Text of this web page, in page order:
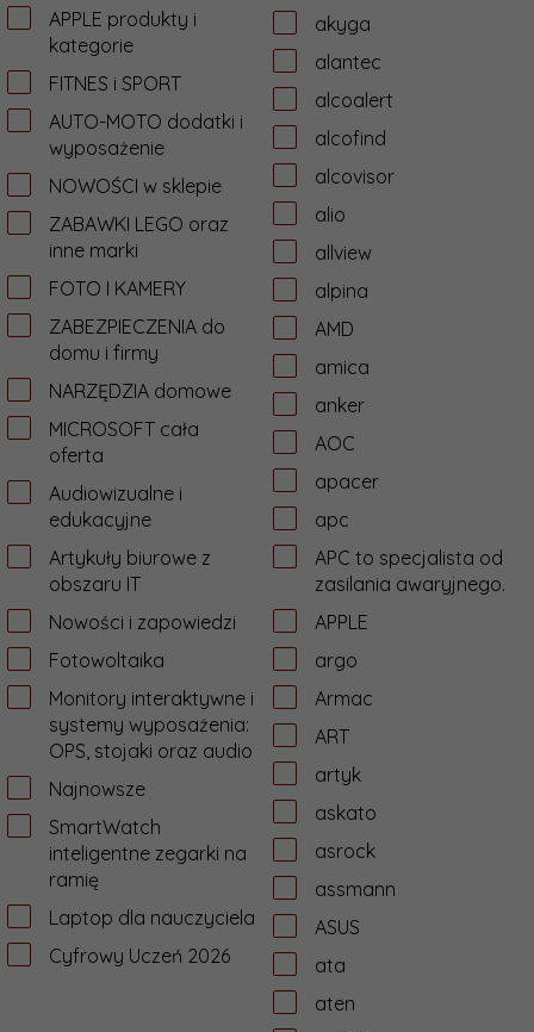
APPLE produkty i
kategorie
FITNES i SPORT
AUTO-MOTO dodatki i
wyposażenie
NOWOŚCI w sklepie
ZABAWKI LEGO oraz
inne marki
FOTO I KAMERY
ZABEZPIECZENIA do
domu i firmy
NARZĘDZIA domowe
MICROSOFT cała
oferta
Audiowizualne i
edukacyjne
Artykuły biurowe z
obszaru IT
Nowości i zapowiedzi
Fotowoltaika
Monitory interaktywne i
systemy wyposażenia:
OPS, stojaki oraz audio
Najnowsze
SmartWatch
inteligentne zegarki na
ramię
Laptop dla nauczyciela
Cyfrowy Uczeń 2026
akyga
alantec
alcoalert
alcofind
alcovisor
alio
allview
alpina
AMD
amica
anker
AOC
apacer
apc
APC to specjalista od
zasilania awaryjnego.
APPLE
argo
Armac
ART
artyk
askato
asrock
assmann
ASUS
ata
aten